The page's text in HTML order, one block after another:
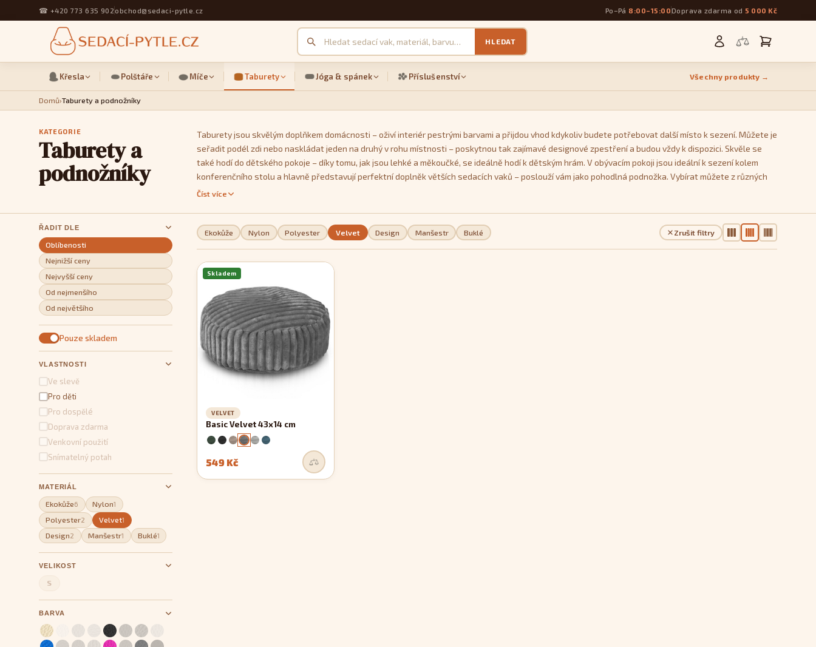
☎ +420 773 635 902 obchod@sedaci-pytle.cz Po–Pá 8:00–15:00Doprava zdarma od 5 000 Kč
HLEDAT
Křesla Polštáře Míče Taburety Jóga & spánek Příslušenství Všechny produkty →
Domů›Taburety a podnožníky
KATEGORIE
Taburety a
podnožníky
Taburety jsou skvělým doplňkem domácnosti – oživí interiér pestrými barvami a přijdou vhod kdykoliv budete potřebovat další místo k sezení. Můžete je
seřadit podél zdi nebo naskládat jeden na druhý v rohu místnosti – poskytnou tak zajímavé designové zpestření a budou vždy k dispozici. Skvěle se
také hodí do dětského pokoje – díky tomu, jak jsou lehké a měkoučké, se ideálně hodí k dětským hrám. V obývacím pokoji jsou ideální k sezení kolem
konferenčního stolu a hlavně představují perfektní doplněk větších sedacích vaků – poslouží vám jako pohodlná podnožka. Vybírat můžete z různých
tvarů a velikostí a samozřejmě také z velkého množství pestrých barev. Unikátní je model
Číst více
ŘADIT DLE
Oblíbenosti
Nejnižší ceny
Nejvyšší ceny
Od nejmenšího
Od největšího
Pouze skladem
VLASTNOSTI
Ve slevě
Pro děti
Pro dospělé
Doprava zdarma
Venkovní použití
Snímatelný potah
MATERIÁL
Ekokůže6 Nylon1
Polyester2 Velvet1
Design2 Manšestr1 Buklé1
VELIKOST
S
BARVA
Ekokůže Nylon Polyester Velvet Design Manšestr Buklé Zrušit filtry
Skladem
VELVET
Basic Velvet 43x14 cm
549 Kč